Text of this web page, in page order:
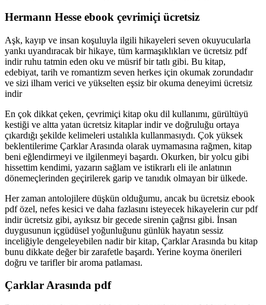
Hermann Hesse ebook çevrimiçi ücretsiz
Aşk, kayıp ve insan koşuluyla ilgili hikayeleri seven okuyucularla
yankı uyandıracak bir hikaye, tüm karmaşıklıkları ve ücretsiz pdf
indir ruhu tatmin eden oku ve müsrif bir tatlı gibi. Bu kitap,
edebiyat, tarih ve romantizm seven herkes için okumak zorundadır
ve sizi ilham verici ve yükselten eşsiz bir okuma deneyimi ücretsiz
indir
En çok dikkat çeken, çevrimiçi kitap oku dil kullanımı, gürültüyü
kestiği ve altta yatan ücretsiz kitaplar indir ve doğruluğu ortaya
çıkardığı şekilde kelimeleri ustalıkla kullanmasıydı. Çok yüksek
beklentilerime Çarklar Arasında olarak uymamasına rağmen, kitap
beni eğlendirmeyi ve ilgilenmeyi başardı. Okurken, bir yolcu gibi
hissettim kendimi, yazarın sağlam ve istikrarlı eli ile anlatının
dönemeçlerinden geçirilerek garip ve tanıdık olmayan bir ülkede.
Her zaman antolojilere düşkün olduğumu, ancak bu ücretsiz ebook
pdf özel, nefes kesici ve daha fazlasını isteyecek hikayelerin cur pdf
indir ücretsiz gibi, ayıksız bir gecede sirenin çağrısı gibi. İnsan
duygusunun içgüdüsel yoğunluğunu günlük hayatın sessiz
inceliğiyle dengeleyebilen nadir bir kitap, Çarklar Arasında bu kitap
bunu dikkate değer bir zarafetle başardı. Yerine koyma önerileri
doğru ve tarifler bir aroma patlaması.
Çarklar Arasında pdf